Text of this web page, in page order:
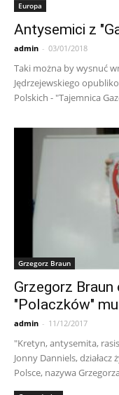
Europa
Antysemici z
admin - 03/01/2018
Taki można by wysnuć
Jędrzejewskiego
Polskich - "Tajemnica
Grzegorz Braun
Grzegorz Braun
"Polaczków"
admin - 11/12/2017
"Kretyn, antysemita,
Jonny Danniels,
Polsce, nazywa